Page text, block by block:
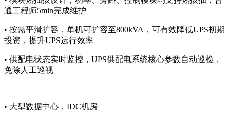
通工程师5min完成维护
• 按需平滑扩容，单机可扩容至800kVA，可有效降低UPS初期
投资，提升UPS运行效率
• 供配电状态实时监控，UPS供配电系统核心参数自动巡检，
免除人工巡视
• 大型数据中心，IDC机房